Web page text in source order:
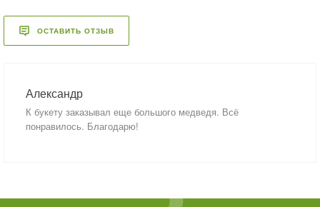
ОСТАВИТЬ ОТЗЫВ
Александр
К букету заказывал еще большого медведя. Всё
понравилось. Благодарю!